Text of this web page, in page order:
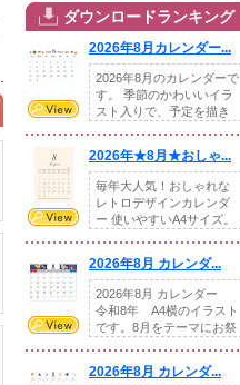
ダウンロードランキング
2026年8月カレンダー...
2026年8月のカレンダーで
す。 季節のかわいいイラ
スト入りで、予定を描き
2026年★8月★おしゃ...
毎年大人気！おしゃれな
レトロデザインカレンダ
ー 使いやすいA4サイズ。
2026年8月 カレンダ...
2026年8月 カレンダー
令和8年 A4横のイラスト
です。8月をテーマにお祭
2026年8月 カレンダ...